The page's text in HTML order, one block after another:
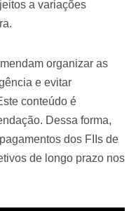
a variações
organizar as
e evitar
conteúdo é
Dessa forma,
dos FIIs de
de longo prazo nos